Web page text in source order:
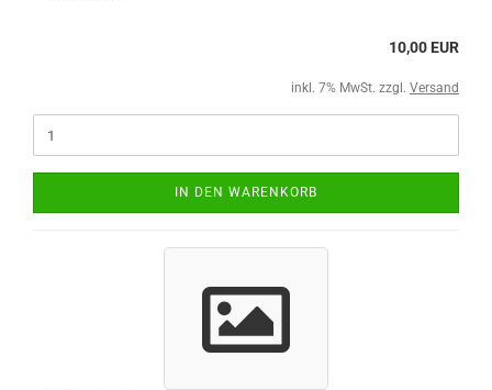
10,00 EUR
inkl. 7% MwSt. zzgl. Versand
IN DEN WARENKORB